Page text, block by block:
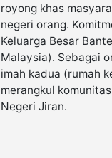
royong khas
negeri orang.
Keluarga Besar
Malaysia). Sebagai
imah kadua (rumah
merangkul
Negeri Jiran.